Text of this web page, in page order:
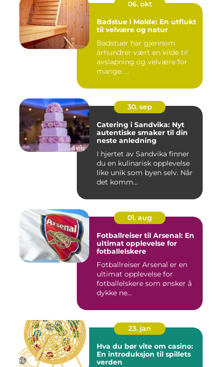
06. okt
Badstue i Molde: En utflukt
til velvære og natur
Badstuer har gjennom
århundrer vært en kilde til
avslapning og velvære for
mange. ...
30. sep
Catering i Sandvika: Nyt
autentiske smaker til din
neste anledning
I hjertet av Sandvika finner
du en kulinarisk opplevelse
like unik som byen selv. Når
det komm...
01. aug
Fotballreiser til Arsenal: En
ultimat opplevelse for
fotballelskere
Fotballreiser Arsenal er en
ultimat opplevelse for
fotballelskere som ønsker å
dykke ne...
23. jan
Hva du bør vite om casino:
En introduksjon til spillets
verden